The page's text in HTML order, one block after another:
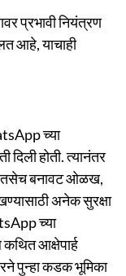
प्रभावी नियंत्रण
आहे, याचाही
च्या
होती. त्यानंतर
तसेच बनावट ओळख,
अनेक सुरक्षा
च्या
आक्षेपार्ह
पुन्हा कडक भूमिका